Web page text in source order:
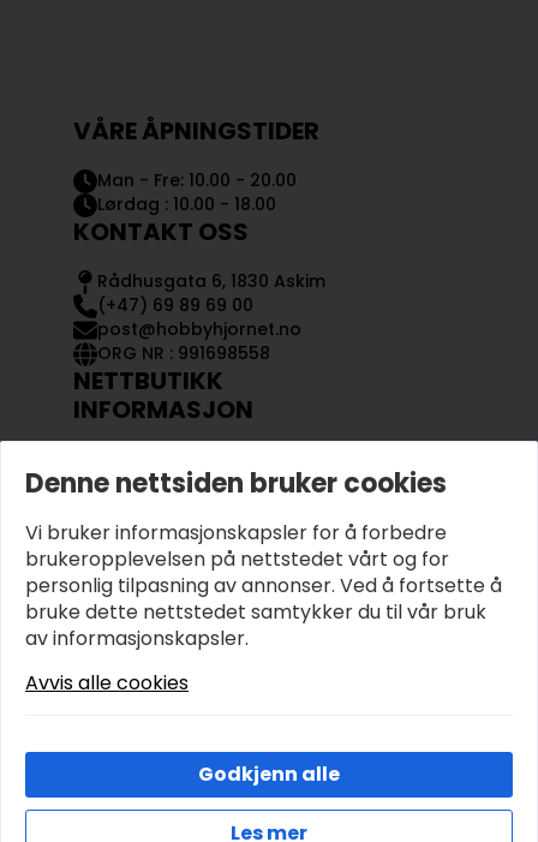
VÅRE ÅPNINGSTIDER
Man - Fre: 10.00 - 20.00
Lørdag : 10.00 - 18.00
KONTAKT OSS
Rådhusgata 6, 1830 Askim
(+47) 69 89 69 00
post@hobbyhjornet.no
ORG NR : 991698558
NETTBUTIKK
INFORMASJON
OM OSS
KJØPSVILKÅR OG BETINGELSER
PERSONVERN
© 2026 Hobbyhjornet.no – Utviklet og designet av
Denne nettsiden bruker cookies
Vi bruker informasjonskapsler for å forbedre
brukeropplevelsen på nettstedet vårt og for
personlig tilpasning av annonser. Ved å fortsette å
bruke dette nettstedet samtykker du til vår bruk
av informasjonskapsler.
Avvis alle cookies
Les mer
Godkjenn alle